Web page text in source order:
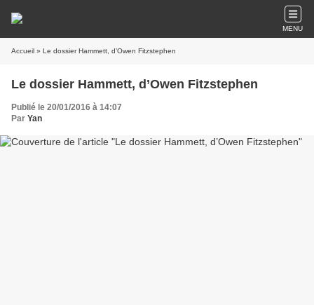
MENU
Accueil » Le dossier Hammett, d’Owen Fitzstephen
Le dossier Hammett, d’Owen Fitzstephen
Publié le 20/01/2016 à 14:07
Par Yan